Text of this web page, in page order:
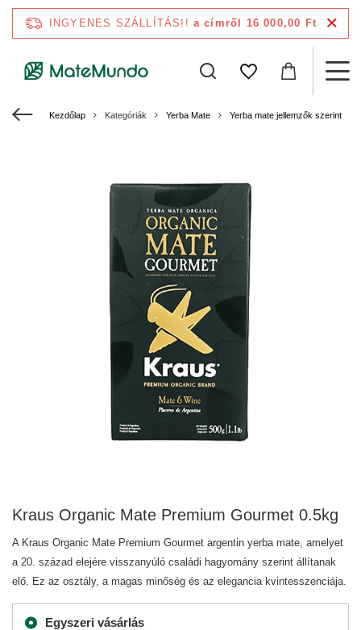
INGYENES SZÁLLÍTÁS!! a címről 16 000,00 Ft
Kezdőlap Kategóriák Yerba Mate Yerba mate jellemzők szerint
Kraus Organic Mate Premium Gourmet 0.5kg
A Kraus Organic Mate Premium Gourmet argentin yerba mate, amelyet
a 20. század elejére visszanyúló családi hagyomány szerint állítanak
elő. Ez az osztály, a magas minőség és az elegancia kvintesszenciája.
Egyszeri vásárlás